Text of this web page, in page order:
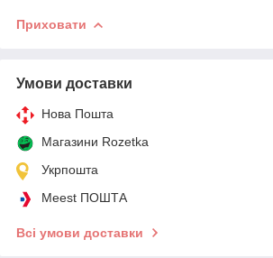
Приховати
Умови доставки
Нова Пошта
Магазини Rozetka
Укрпошта
Meest ПОШТА
Всі умови доставки